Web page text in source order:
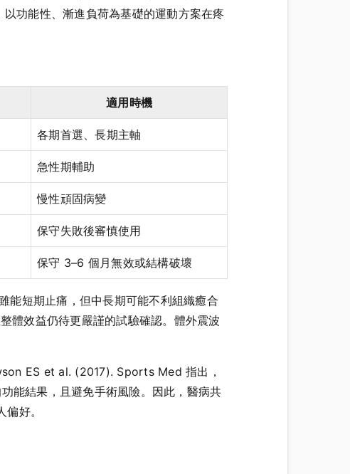
功能性、漸進負荷為基礎的運動方案在疼
適用時機
各期首選、長期主軸
急性期輔助
慢性頑固病變
保守失敗後審慎使用
保守 3–6 個月無效或結構破壞
短期止痛，但中長期可能不利組織癒合
體效益仍待更嚴謹的試驗確認。體外震波
ES et al. (2017). Sports Med 指出，
能結果，且避免手術風險。因此，醫病共
好。